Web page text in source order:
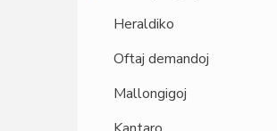
Heraldiko
Oftaj demandoj
Mallongigoj